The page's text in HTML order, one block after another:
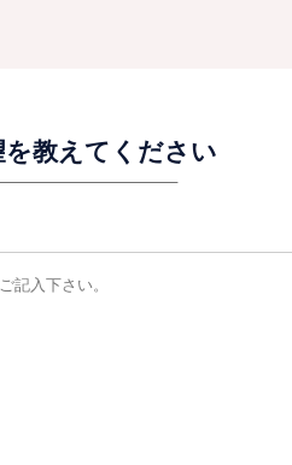
を教えてください